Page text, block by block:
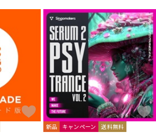
新品 キャンペーン 送料無料